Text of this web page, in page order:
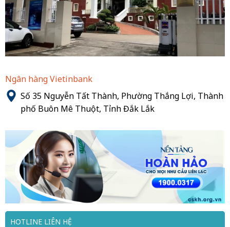
Ngân hàng Vietinbank
Số 35 Nguyễn Tất Thành, Phường Thắng Lợi, Thành
phố Buôn Mê Thuột, Tỉnh Đắk Lắk
HOTLINE LIÊN HỆ